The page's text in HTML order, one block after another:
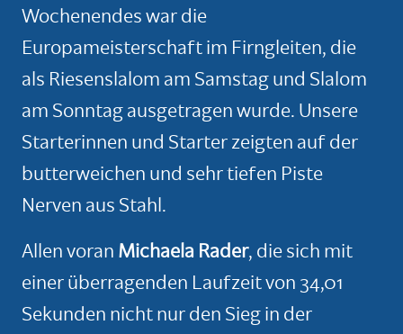
Wochenendes war die
Europameisterschaft im Firngleiten, die
als Riesenslalom am Samstag und Slalom
am Sonntag ausgetragen wurde. Unsere
Starterinnen und Starter zeigten auf der
butterweichen und sehr tiefen Piste
Nerven aus Stahl.
Allen voran Michaela Rader, die sich mit
einer überragenden Laufzeit von 34,01
Sekunden nicht nur den Sieg in der